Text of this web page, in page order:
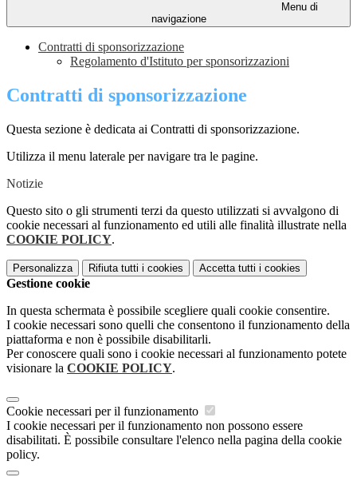
Menu di
navigazione
Contratti di sponsorizzazione
Regolamento d'Istituto per sponsorizzazioni
Contratti di sponsorizzazione
Questa sezione è dedicata ai Contratti di sponsorizzazione.
Utilizza il menu laterale per navigare tra le pagine.
Notizie
Questo sito o gli strumenti terzi da questo utilizzati si avvalgono di
cookie necessari al funzionamento ed utili alle finalità illustrate nella
COOKIE POLICY.
Personalizza Rifiuta tutti i cookies Accetta tutti i cookies
Gestione cookie
In questa schermata è possibile scegliere quali cookie consentire.
I cookie necessari sono quelli che consentono il funzionamento della
piattaforma e non è possibile disabilitarli.
Per conoscere quali sono i cookie necessari al funzionamento potete
visionare la COOKIE POLICY.
Cookie necessari per il funzionamento
I cookie necessari per il funzionamento non possono essere
disabilitati. È possibile consultare l'elenco nella pagina della cookie
policy.